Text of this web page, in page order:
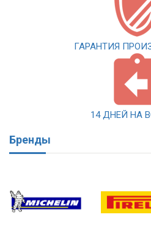
ГАРАНТИЯ
14 ДНЕЙ НА
Бренды